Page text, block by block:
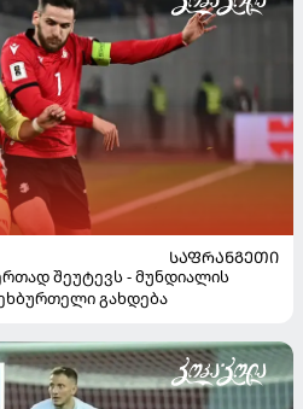
ᲡᲐᲤᲠᲐᲜᲒᲔᲗᲘ
შეუტევს - მუნდიალის
გახდება